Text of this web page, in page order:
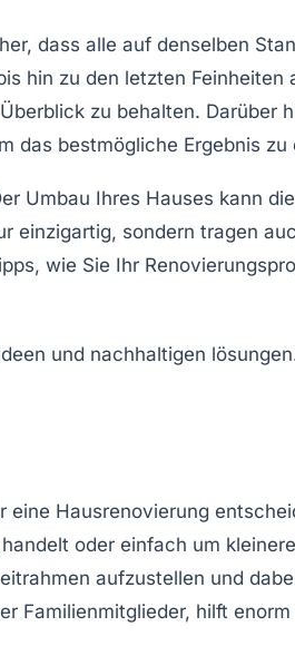
dass alle auf denselben
hin zu den letzten Feinheiten
zu behalten. Darüber
das bestmögliche Ergebnis zu
Umbau Ihres Hauses kann
einzigartig, sondern tragen
wie Sie Ihr
eine Hausrenovierung
handelt oder einfach um kleinere
aufzustellen und
Familienmitglieder, hilft